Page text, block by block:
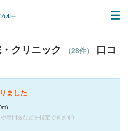
クリニック （28件）
口コ
ました
専門医などを指定できます)